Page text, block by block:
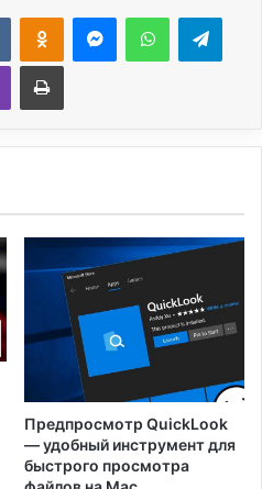
Предпросмотр QuickLook
— удобный инструмент для
быстрого просмотра